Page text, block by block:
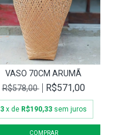
VASO 70CM ARUMÃ
R$578,00
R$571,00
3 x de R$190,33 sem juros